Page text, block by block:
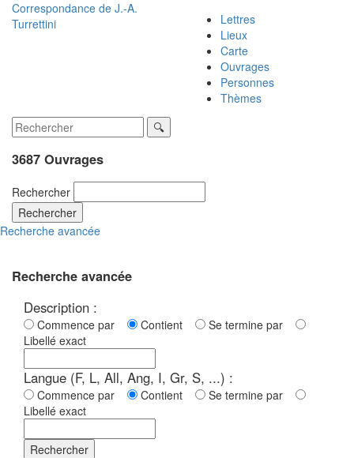
Correspondance de J.-A.
Turrettini
Lettres
Lieux
Carte
Ouvrages
Personnes
Thèmes
3687 Ouvrages
Rechercher
Rechercher
Recherche avancée
Recherche avancée
Description :
Commence par Contient
Se termine par
Libellé exact
Langue (F, L, All, Ang, I, Gr, S, ...) :
Commence par Contient
Se termine par
Libellé exact
Rechercher